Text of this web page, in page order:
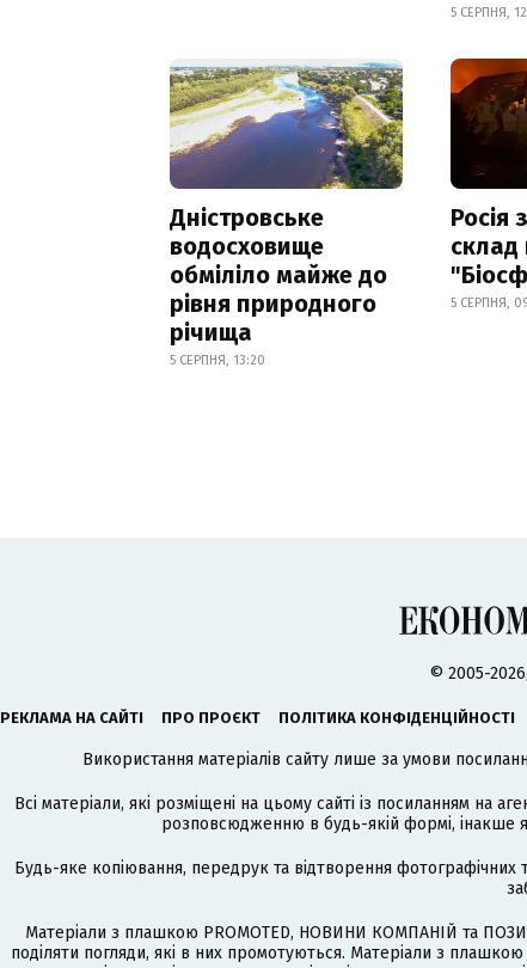
5 СЕРПНЯ,
Дністровське
водосховище
обміліло майже до
рівня природного
річища
5 СЕРПНЯ, 13:20
Росія
склад
5 СЕРПНЯ,
© 2005-
РЕКЛАМА НА САЙТІ ПРО ПРОЄКТ ПОЛІТИКА КОНФІДЕНЦІЙНОСТІ
Використання матеріалів сайту лише за умови
Всі матеріали, які розміщені на цьому сайті із посиланням на
розповсюдженню в будь-якій формі, інакше
Будь-яке копіювання, передрук та відтворення фотографічних
Матеріали з плашкою PROMOTED, НОВИНИ КОМПАНІЙ та
поділяти погляди, які в них промотуються. Матеріали з